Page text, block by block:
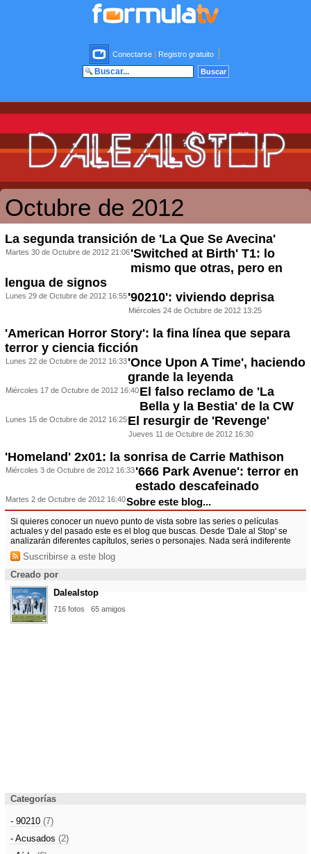
Conectarse | Registro gratuito
Octubre de 2012
La segunda transición de 'La Que Se Avecina'
Martes 30 de Octubre de 2012 21:06'Switched at Birth' T1: lo
mismo que otras, pero en
lengua de signos
Lunes 29 de Octubre de 2012 16:55'90210': viviendo deprisa
Miércoles 24 de Octubre de 2012 13:25
'American Horror Story': la fina línea que separa
terror y ciencia ficción
Lunes 22 de Octubre de 2012 16:33'Once Upon A Time', haciendo
grande la leyenda
Miércoles 17 de Octubre de 2012 16:40El falso reclamo de 'La
Bella y la Bestia' de la CW
Lunes 15 de Octubre de 2012 16:25El resurgir de 'Revenge'
Jueves 11 de Octubre de 2012 16:30
'Homeland' 2x01: la sonrisa de Carrie Mathison
Miércoles 3 de Octubre de 2012 16:33'666 Park Avenue': terror en
estado descafeinado
Martes 2 de Octubre de 2012 16:40Sobre este blog...
Si quieres conocer un nuevo punto de vista sobre las series o películas
actuales y del pasado este es el blog que buscas. Desde 'Dale al Stop' se
analizarán diferentes capítulos, series o personajes. Nada será indiferente
Suscribirse a este blog
Creado por
Dalealstop
716 fotos 65 amigos
Categorías
- 90210 (7)
- Acusados (2)